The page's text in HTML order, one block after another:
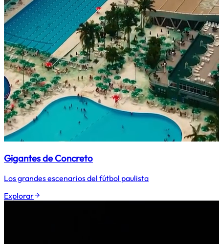
Gigantes de Concreto
Los grandes escenarios del fútbol paulista
Explorar